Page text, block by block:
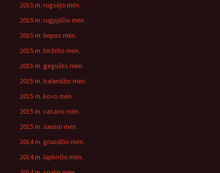
2015 m. rugsėjo mėn.
2015 m. rugpjūčio mėn.
2015 m. liepos mėn.
2015 m. birželio mėn.
2015 m. gegužės mėn.
2015 m. balandžio mėn.
2015 m. kovo mėn.
2015 m. vasario mėn.
2015 m. sausio mėn.
2014 m. gruodžio mėn.
2014 m. lapkričio mėn.